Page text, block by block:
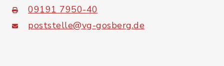
09191 7950-40
poststelle@vg-gosberg.de